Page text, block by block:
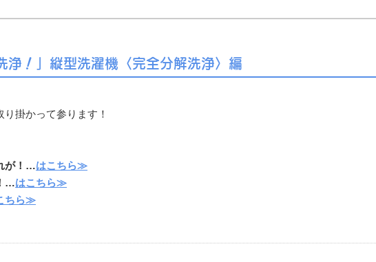
浄！」縦型洗濯機〈完全分解洗浄〉編
掛かって参ります！
が！…はこちら≫
…はこちら≫
ちら≫